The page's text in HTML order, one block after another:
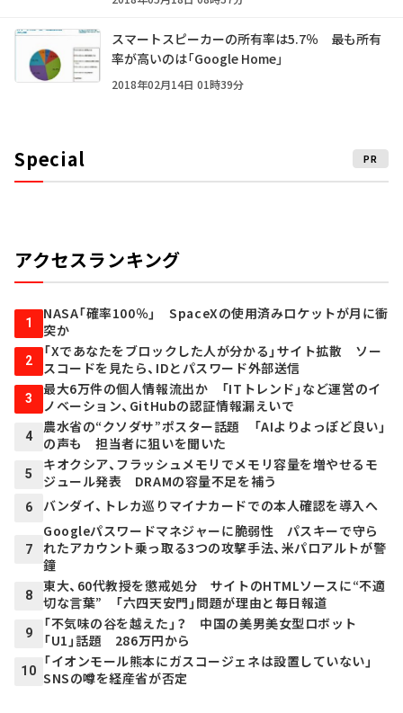
スマートスピーカーの所有率は5.7％ 最も所有
率が高いのは「Google Home」
2018年02月14日 01時39分
Special PR
アクセスランキング
1
NASA「確率100％」 SpaceXの使用済みロケットが月に衝
突か
2
「Xであなたをブロックした人が分かる」サイト拡散 ソー
スコードを見たら、IDとパスワード外部送信
3
最大6万件の個人情報流出か 「ITトレンド」など運営のイ
ノベーション、GitHubの認証情報漏えいで
4
農水省の“クソダサ”ポスター話題 「AIよりよっぽど良い」
の声も 担当者に狙いを聞いた
5
キオクシア、フラッシュメモリでメモリ容量を増やせるモ
ジュール発表 DRAMの容量不足を補う
6 バンダイ、トレカ巡りマイナカードでの本人確認を導入へ
7
Googleパスワードマネジャーに脆弱性 パスキーで守ら
れたアカウント乗っ取る3つの攻撃手法、米パロアルトが警
鐘
8
東大、60代教授を懲戒処分 サイトのHTMLソースに“不適
切な言葉” 「六四天安門」問題が理由と毎日報道
9
「不気味の谷を越えた」？ 中国の美男美女型ロボット
「U1」話題 286万円から
10
「イオンモール熊本にガスコージェネは設置していない」
SNSの噂を経産省が否定